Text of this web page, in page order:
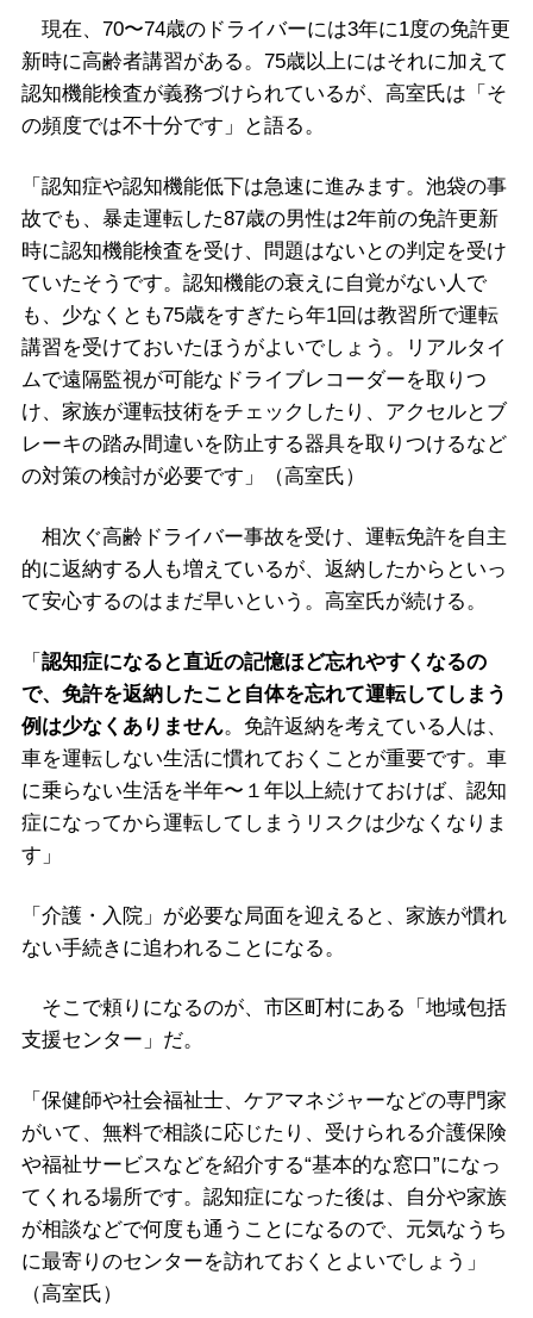
現在、70〜74歳のドライバーには3年に1度の免許更
新時に高齢者講習がある。75歳以上にはそれに加えて
認知機能検査が義務づけられているが、高室氏は「そ
の頻度では不十分です」と語る。
「認知症や認知機能低下は急速に進みます。池袋の事
故でも、暴走運転した87歳の男性は2年前の免許更新
時に認知機能検査を受け、問題はないとの判定を受け
ていたそうです。認知機能の衰えに自覚がない人で
も、少なくとも75歳をすぎたら年1回は教習所で運転
講習を受けておいたほうがよいでしょう。リアルタイ
ムで遠隔監視が可能なドライブレコーダーを取りつ
け、家族が運転技術をチェックしたり、アクセルとブ
レーキの踏み間違いを防止する器具を取りつけるなど
の対策の検討が必要です」（高室氏）
相次ぐ高齢ドライバー事故を受け、運転免許を自主
的に返納する人も増えているが、返納したからといっ
て安心するのはまだ早いという。高室氏が続ける。
「 認知症になると直近の記憶ほど忘れやすくなるの
で、免許を返納したこと自体を忘れて運転してしまう
例は少なくありません。免許返納を考えている人は、
車を運転しない生活に慣れておくことが重要です。車
に乗らない生活を半年〜１年以上続けておけば、認知
症になってから運転してしまうリスクは少なくなりま
す」
「介護・入院」が必要な局面を迎えると、家族が慣れ
ない手続きに追われることになる。
そこで頼りになるのが、市区町村にある「地域包括
支援センター」だ。
「保健師や社会福祉士、ケアマネジャーなどの専門家
がいて、無料で相談に応じたり、受けられる介護保険
や福祉サービスなどを紹介する“基本的な窓口”になっ
てくれる場所です。認知症になった後は、自分や家族
が相談などで何度も通うことになるので、元気なうち
に最寄りのセンターを訪れておくとよいでしょう」
（高室氏）